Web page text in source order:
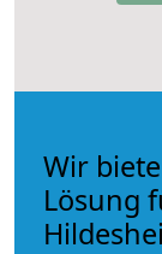
Wir
Lösung